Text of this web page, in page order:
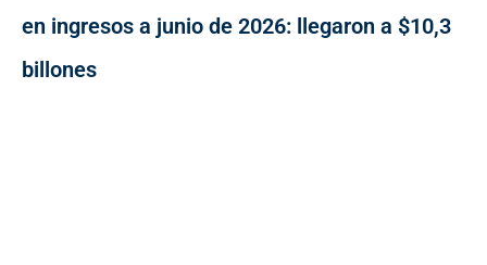
en ingresos a junio de 2026: llegaron a $10,3
billones